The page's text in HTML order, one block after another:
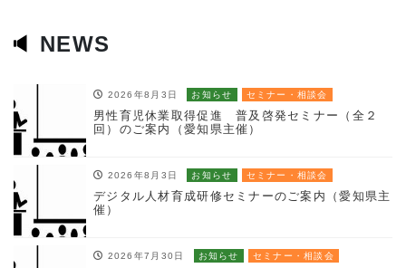
NEWS
2026年8月3日 お知らせ セミナー・相談会
男性育児休業取得促進 普及啓発セミナー（全２
回）のご案内（愛知県主催）
2026年8月3日 お知らせ セミナー・相談会
デジタル人材育成研修セミナーのご案内（愛知県主
催）
2026年7月30日 お知らせ セミナー・相談会